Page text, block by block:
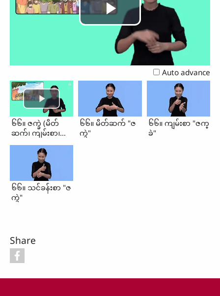
Play
Video
Auto advance
၆၆။ ဇက္ခဲ (မိတ်
ဆက်၊ ကျမ်းစာ၊
၆၆။ မိတ်ဆက် "ဇ
က္ခဲ"
၆၆။ ကျမ်းစာ "ဇက္
ခဲ"
၆၆။ သင်ခန်းစာ "ဇ
က္ခဲ"
Share